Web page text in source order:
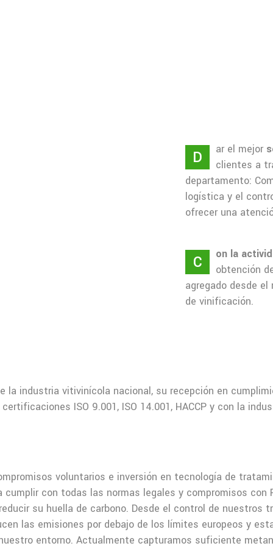
D ar el mejor
clientes a
departamento:
logística y el
ofrecer una
C
on la
obtención
agregado desde
de vinificación.
la industria vitivinícola nacional, su recepción en
ISO 9.001, ISO 14.001, HACCP y con la
voluntarios e inversión en tecnología de
con todas las normas legales y compromisos con
su huella de carbono. Desde el control de nuestros
las emisiones por debajo de los límites europeos y
entorno. Actualmente capturamos suficiente